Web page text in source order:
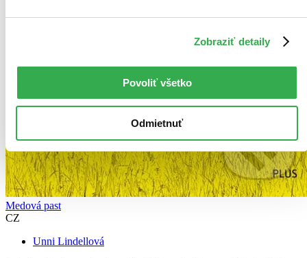
Zobraziť detaily
Povoliť všetko
Odmietnuť
Medová past
CZ
Unni Lindellová